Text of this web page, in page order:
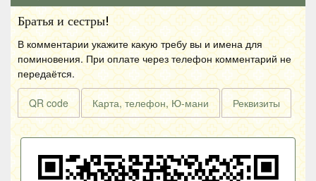
Братья и сестры!
В комментарии укажите какую требу вы и имена для
поминовения. При оплате через телефон комментарий не
передаётся.
QR code Карта, телефон, Ю-мани Реквизиты